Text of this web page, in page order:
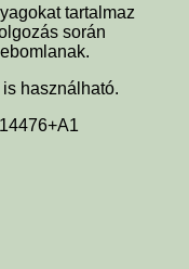
tartalmaz
során
használható.